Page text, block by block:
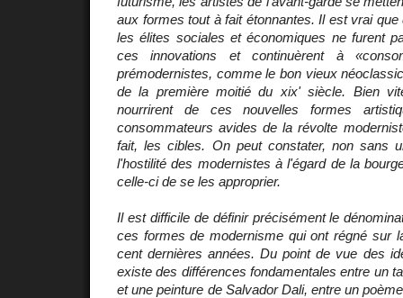
aux formes tout à fait étonnantes. Il est vrai
les élites sociales et économiques ne furent
ces innovations et continuèrent à
prémodernistes, comme le bon vieux
de la première moitié du xix' siècle. Bien
nourrirent de ces nouvelles formes
consommateurs avides de la révolte
fait, les cibles. On peut constater, non sans
l'hostilité des modernistes à l'égard de la
celle-ci de se les approprier.
Il est difficile de définir précisément le
ces formes de modernisme qui ont régné sur
cent dernières années. Du point de vue des
existe des différences fondamentales entre un
et une peinture de Salvador Dali, entre un